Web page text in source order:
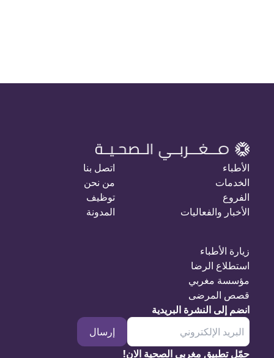
الأطباء
الخدمات
الفروع
الأخبار والفعاليات
اتصل بنا
من نحن
توظيف
المدونة
زيارة الأطباء
استطلاع الرضا
مؤسسة مغربي
قصص المرضى
انضم إلى النشرة البريدية
إرسال
حمّل تطبيق مغربي الصحية الان!